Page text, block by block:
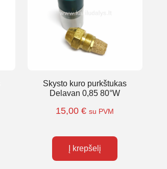
Skysto kuro purkštukas
Delavan 0,85 80°W
15,00€ su PVM
Į krepšelį